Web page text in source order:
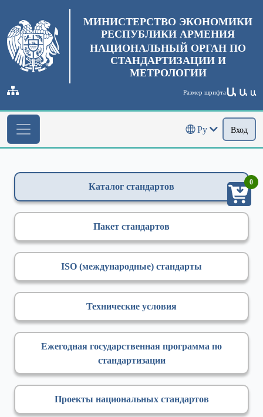
МИНИСТЕРСТВО ЭКОНОМИКИ
РЕСПУБЛИКИ АРМЕНИЯ
НАЦИОНАЛЬНЫЙ ОРГАН ПО
СТАНДАРТИЗАЦИИ И
МЕТРОЛОГИИ
Размер шрифтаԱ Ա Ա
Ру Вход
Каталог стандартов
Пакет стандартов
ISO (международные) стандарты
Технические условия
Ежегодная государственная программа по
стандартизации
Проекты национальных стандартов
0